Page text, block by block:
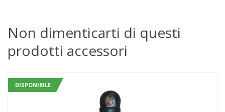
Non dimenticarti di questi
prodotti accessori
DISPONIBILE